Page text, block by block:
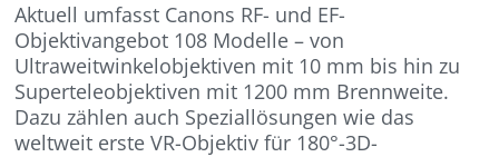
Aktuell umfasst Canons RF- und EF-
Objektivangebot 108 Modelle – von
Ultraweitwinkelobjektiven mit 10 mm bis hin zu
Superteleobjektiven mit 1200 mm Brennweite.
Dazu zählen auch Speziallösungen wie das
weltweit erste VR-Objektiv für 180°-3D-